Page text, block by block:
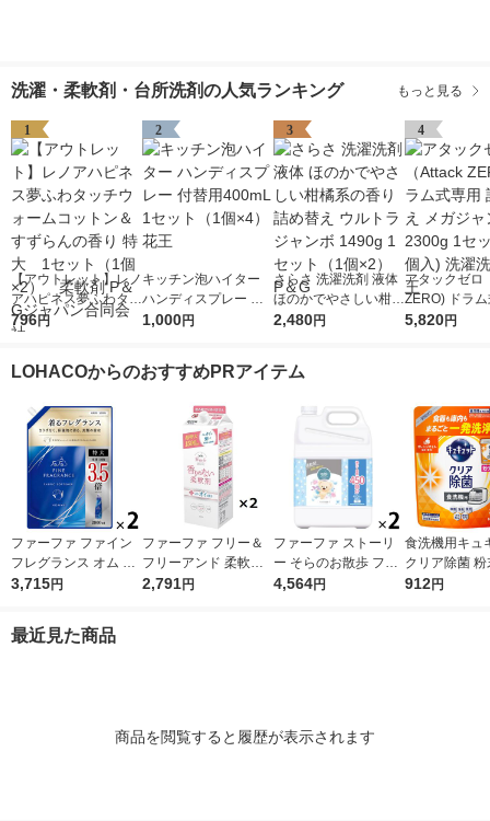
洗濯・柔軟剤・台所洗剤の人気ランキング もっと見る
1
【アウトレット】レノ
アハピネス夢ふわタッ
チウォームコットン＆
2） 柔軟剤 P＆Gジ
796円
2
キッチン泡ハイター
ハンディスプレー 付
替用400mL 1セット
1,000円
3
さらさ 洗濯洗剤 液体
ほのかでやさしい柑橘
系の香り 詰め替え ウ
P＆G
2,480円
4
アタックゼロ
ZERO) ドラ
詰め替え メガ
5,820円
LOHACOからのおすすめPRアイテム
ファーファ ファイン
フレグランス オム 詰
め替え 特大 2000mL
3,715円
ファーファ フリー＆
フリーアンド 柔軟剤
無香料 詰め替え 1500
2,791円
ファーファ ストーリ
ー そらのお散歩 フロ
ーラルソープの香り
4,564円
食洗機用キュ
クリア除菌
プ オレンジ
912円
最近見た商品
商品を閲覧すると履歴が表示されます